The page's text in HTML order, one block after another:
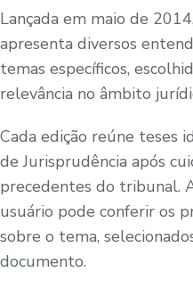
Lançada em maio de
apresenta diversos
temas específicos,
relevância no âmbito
Cada edição reúne teses
de Jurisprudência após
precedentes do tribunal.
usuário pode conferir os
sobre o tema,
documento.